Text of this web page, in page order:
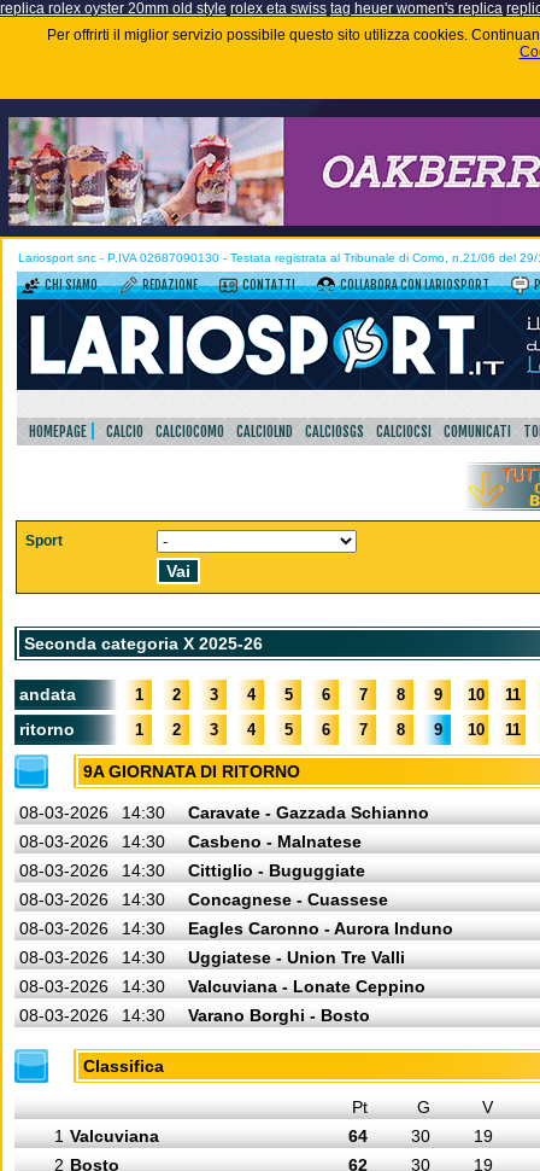
replica rolex oyster 20mm old style rolex eta swiss tag heuer women's replica
Per offrirti il miglior servizio possibile questo sito utilizza cookies.
Lariosport snc - P.IVA 02687090130 - Testata registrata al Tribunale di Como, n.21/06 del
CHI SIAMO REDAZIONE CONTATTI COLLABORA CON LARIOSPORT
HOMEPAGE CALCIO CALCIOCOMO CALCIOLND CALCIOSGS CALCIOCSI COMUNICATI
Sport
Seconda categoria X 2025-26
andata 1 2 3 4 5 6 7 8 9 10 11
ritorno 1 2 3 4 5 6 7 8 9 10 11
9A GIORNATA DI RITORNO
08-03-2026 14:30
Caravate - Gazzada Schianno
08-03-2026
14:30
Casbeno - Malnatese
08-03-2026
14:30
Cittiglio - Buguggiate
08-03-2026
14:30
Concagnese - Cuassese
08-03-2026
14:30
Eagles Caronno - Aurora Induno
08-03-2026
14:30
Uggiatese - Union Tre Valli
08-03-2026
14:30
Valcuviana - Lonate Ceppino
08-03-2026
14:30 Varano Borghi - Bosto
Classifica
Pt G
V
1 Valcuviana 64 30
19
2 Bosto 62 30
19